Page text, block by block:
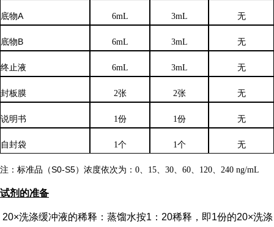
底物A 6mL 3mL 无
底物B 6mL 3mL 无
终止液 6mL 3mL 无
封板膜 2张 2张 无
说明书 1份 1份 无
自封袋 1个 1个 无
注：标准品（S0-S5）浓度依次为： 0、15、30、60、120、240 ng/mL
试剂的准备
20×洗涤缓冲液的稀释：蒸馏水按1：20稀释，即1份的20×洗涤